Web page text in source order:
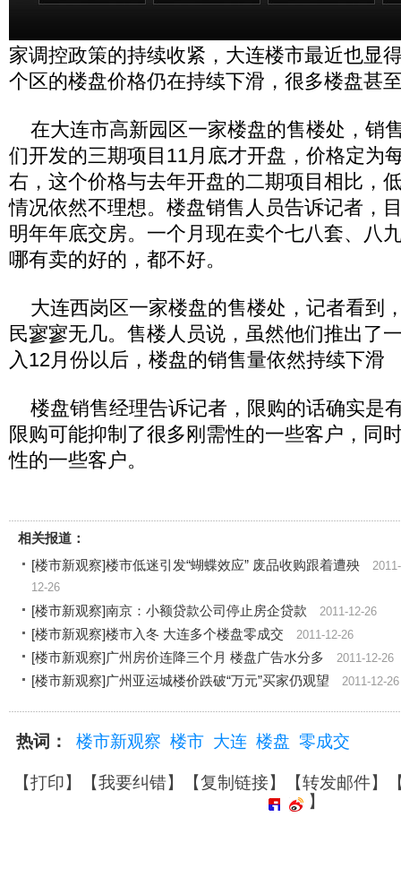
家调控政策的持续收紧，大连楼市最近也显
个区的楼盘价格仍在持续下滑，很多楼盘甚
在大连市高新园区一家楼盘的售楼处，销
们开发的三期项目11月底才开盘，价格定为
右，这个价格与去年开盘的二期项目相比，
情况依然不理想。楼盘销售人员告诉记者，
明年年底交房。一个月现在卖个七八套、八
哪有卖的好的，都不好。
大连西岗区一家楼盘的售楼处，记者看到
民寥寥无几。售楼人员说，虽然他们推出了
入12月份以后，楼盘的销售量依然持续下滑
楼盘销售经理告诉记者，限购的话确实是
限购可能抑制了很多刚需性的一些客户，同
性的一些客户。
相关报道：
[楼市新观察]楼市低迷引发“蝴蝶效应” 废品收购跟着遭殃
2011-
12-26
[楼市新观察]南京：小额贷款公司停止房企贷款
2011-12-26
[楼市新观察]楼市入冬 大连多个楼盘零成交 2011-12-26
[楼市新观察]广州房价连降三个月 楼盘广告水分多 2011-12-26
[楼市新观察]广州亚运城楼价跌破“万元”买家仍观望 2011-12-26
热词： 楼市新观察 楼市 大连 楼盘 零成交
【打印】【我要纠错】【复制链接】【转发邮件】
】